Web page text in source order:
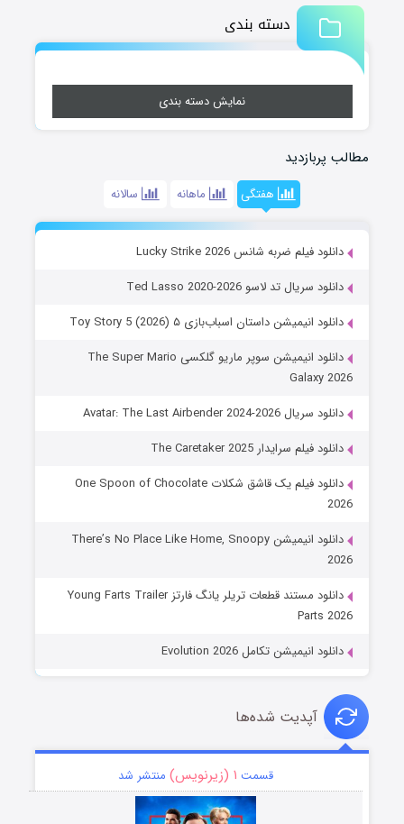
دسته بندی
نمایش دسته بندی
مطالب پربازدید
هفتگی ماهانه سالانه
دانلود فیلم ضربه شانس Lucky Strike 2026
دانلود سریال تد لاسو Ted Lasso 2020-2026
دانلود انیمیشن داستان اسباب‌بازی ۵ Toy Story 5 (2026)
دانلود انیمیشن سوپر ماریو گلکسی The Super Mario
Galaxy 2026
دانلود سریال Avatar: The Last Airbender 2024-2026
دانلود فیلم سرایدار The Caretaker 2025
دانلود فیلم یک قاشق شکلات One Spoon of Chocolate
2026
دانلود انیمیشن There’s No Place Like Home, Snoopy
2026
دانلود مستند قطعات تریلر یانگ فارتز Young Farts Trailer
Parts 2026
دانلود انیمیشن تکامل Evolution 2026
آپدیت شده‌ها
قسمت ۱ (زیرنویس) منتشر شد